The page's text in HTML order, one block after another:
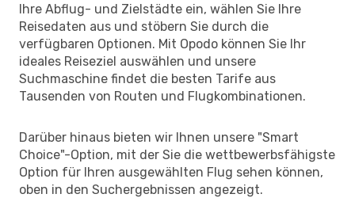
Ihre Abflug- und Zielstädte ein, wählen Sie Ihre
Reisedaten aus und stöbern Sie durch die
verfügbaren Optionen. Mit Opodo können Sie Ihr
ideales Reiseziel auswählen und unsere
Suchmaschine findet die besten Tarife aus
Tausenden von Routen und Flugkombinationen.
Darüber hinaus bieten wir Ihnen unsere "Smart
Choice"-Option, mit der Sie die wettbewerbsfähigste
Option für Ihren ausgewählten Flug sehen können,
oben in den Suchergebnissen angezeigt.